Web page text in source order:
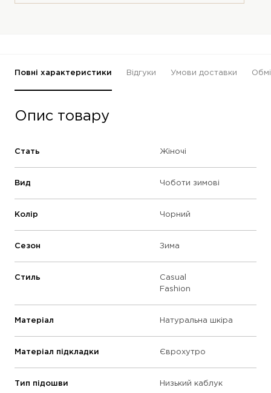
Повні характеристики Відгуки Умови доставки
Опис товару
Стать Жіночі
Вид Чоботи зимові
Колір Чорний
Сезон Зима
Стиль
Casual
Fashion
Матеріал Натуральна шкіра
Матеріал підкладки Єврохутро
Тип підошви Низький каблук